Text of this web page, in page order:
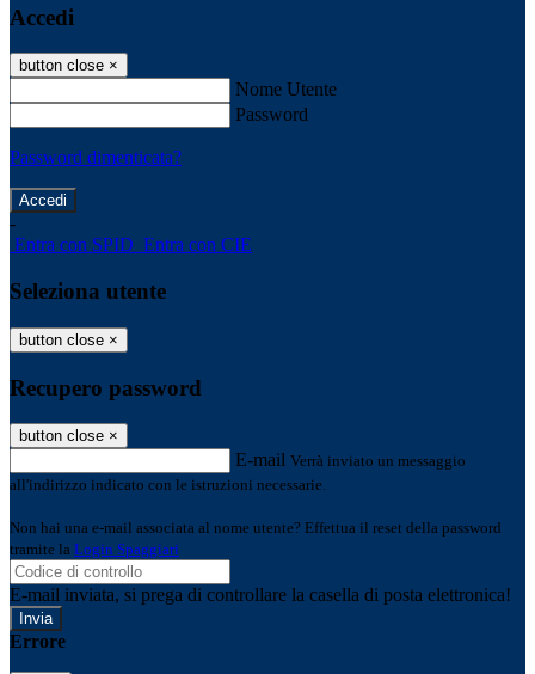
Accedi
button close ×
Nome Utente
Password
Password dimenticata?
-
Entra con SPID Entra con CIE
Seleziona utente
button close ×
Recupero password
button close ×
E-mail Verrà inviato un messaggio
all'indirizzo indicato con le istruzioni necessarie.
Non hai una e-mail associata al nome utente? Effettua il reset della password
tramite la Login Spaggiari
E-mail inviata, si prega di controllare la casella di posta elettronica!
Errore